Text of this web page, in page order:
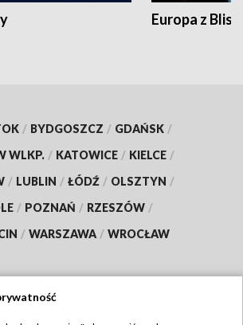
Europa z
/ BYDGOSZCZ / GDAŃSK /
WLKP. / KATOWICE / KIELCE /
/ LUBLIN / ŁÓDŹ / OLSZTYN /
/ POZNAŃ / RZESZÓW /
/ WARSZAWA / WROCŁAW